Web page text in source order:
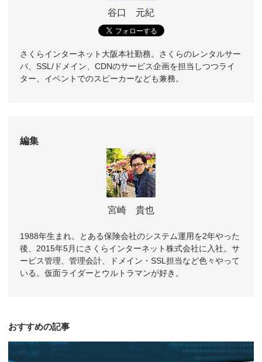
谷口 元紀
さくらインターネット大阪本社勤務。さくらのレンタルサー
バ、SSL/ドメイン、CDNのサービス企画を担当しつつライ
ター、イベントでのスピーカーなども兼務。
編集
宮崎 貴也
1988年生まれ。とある保険会社のシステム運用を2年やった
後、2015年5月にさくらインターネット株式会社に入社。サ
ービス管理、管理会計、ドメイン・SSL担当など色々やって
いる。仮面ライダーとウルトラマンが好き。
おすすめの記事